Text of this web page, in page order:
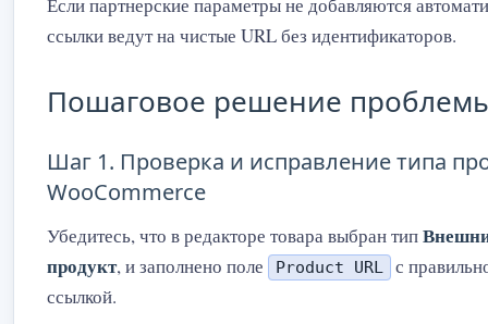
ссылки ведут на чистые URL без идентификаторов.
Пошаговое решение
Шаг 1. Проверка и исправление типа
WooCommerce
Убедитесь, что в редакторе товара выбран тип
продукт, и заполнено поле Product URL
с
ссылкой.